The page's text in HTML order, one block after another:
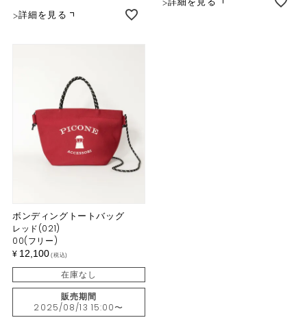
詳細を見る
ボンディングトートバッグ
00(フリー)
レッド(021)
¥ 12,100 税込
在庫なし
販売期間
2025/08/13 15:00〜